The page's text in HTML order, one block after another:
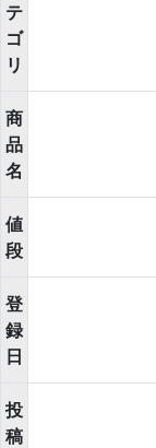
テ
ゴ
リ
商
品
名
値
段
登
録
日
投
稿